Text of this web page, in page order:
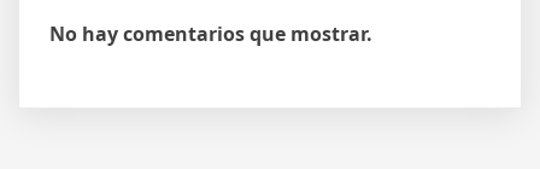
No hay comentarios que mostrar.